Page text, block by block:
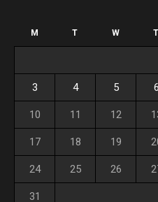
M T W T
3 4 5 6
10 11 12
17 18 19
24 25 26
31